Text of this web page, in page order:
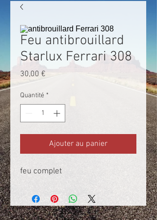
Feu antibrouillard
Starlux Ferrari 308
30,00 €
Quantité *
Ajouter au panier
feu complet